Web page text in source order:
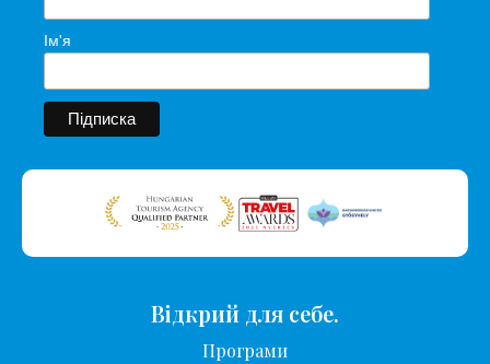
Ім'я
Відкрий для себе.
Програми